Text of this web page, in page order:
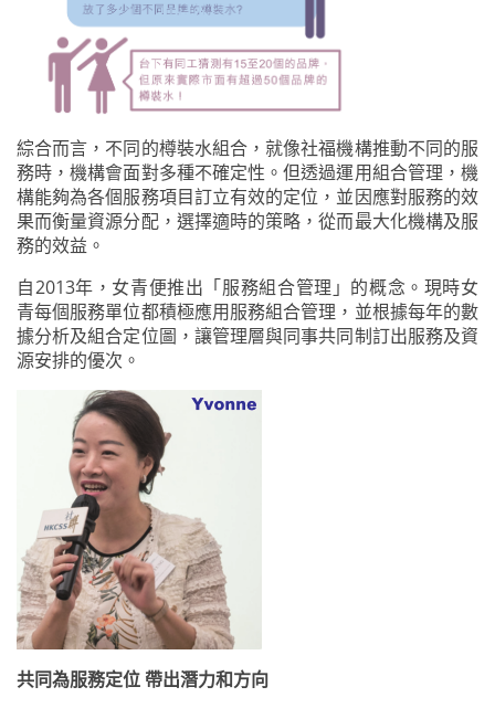
綜合而言，不同的樽裝水組合，就像社福機構推動不同的服
務時，機構會面對多種不確定性。但透過運用組合管理，機
構能夠為各個服務項目訂立有效的定位，並因應對服務的效
果而衡量資源分配，選擇適時的策略，從而最大化機構及服
務的效益。
自2013年，女青便推出「服務組合管理」的概念。現時女
青每個服務單位都積極應用服務組合管理，並根據每年的數
據分析及組合定位圖，讓管理層與同事共同制訂出服務及資
源安排的優次。
共同為服務定位 帶出潛力和方向